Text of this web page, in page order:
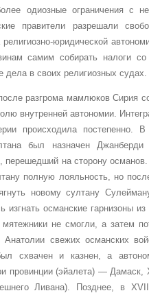
одиозные ограничения с
правители разрешали
юридической
самим собирать налоги
дела в своих религиозных судах.
разгрома мамлюков Сирия
внутренней автономии.
происходила постепенно.
был назначен
перешедший на сторону
полную лояльность, но
новому султану
изгнать османские гарнизоны
не смогли, а затем
свежих османских
схвачен и казнен, а
провинции (эйалета) —
Ливана). Позднее, в